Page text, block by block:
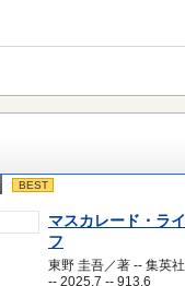
BEST
マスカレード・ライ
フ
東野 圭吾／著 -- 集英社
-- 2025.7 -- 913.6